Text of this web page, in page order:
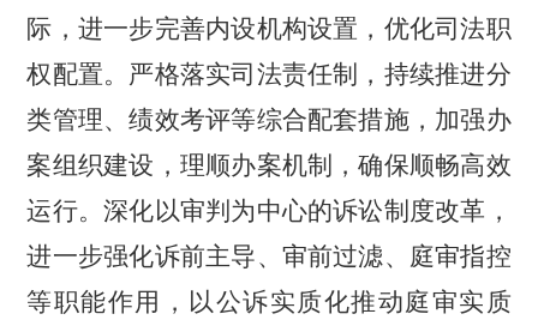
际，进一步完善内设机构设置，优化司法职
权配置。严格落实司法责任制，持续推进分
类管理、绩效考评等综合配套措施，加强办
案组织建设，理顺办案机制，确保顺畅高效
运行。深化以审判为中心的诉讼制度改革，
进一步强化诉前主导、审前过滤、庭审指控
等职能作用，以公诉实质化推动庭审实质